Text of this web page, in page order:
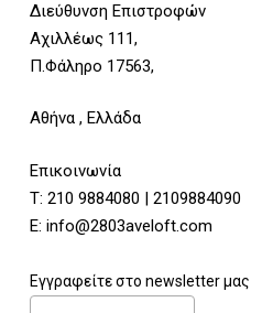
Διεύθυνση Επιστροφών
Αχιλλέως 111,
Π.Φάληρο 17563,
Αθήνα , Ελλάδα
Επικοινωνία
Τ: 210 9884080 | 2109884090
E: info@2803aveloft.com
Εγγραφείτε στο newsletter μας